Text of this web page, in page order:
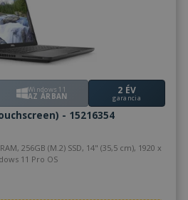
Windows 11
AZ ÁRBAN 2 ÉV
garancia
- 15216354
UHD 620, Windows 11 Pro OS